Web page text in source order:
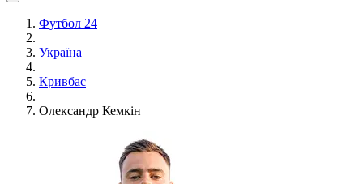
Футбол 24
Україна
Кривбас
Олександр Кемкін